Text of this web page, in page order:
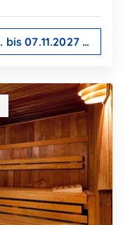
Schlachtfest mit Tanz 05.11. bis 07.11.2027 / 2026 ausgebucht